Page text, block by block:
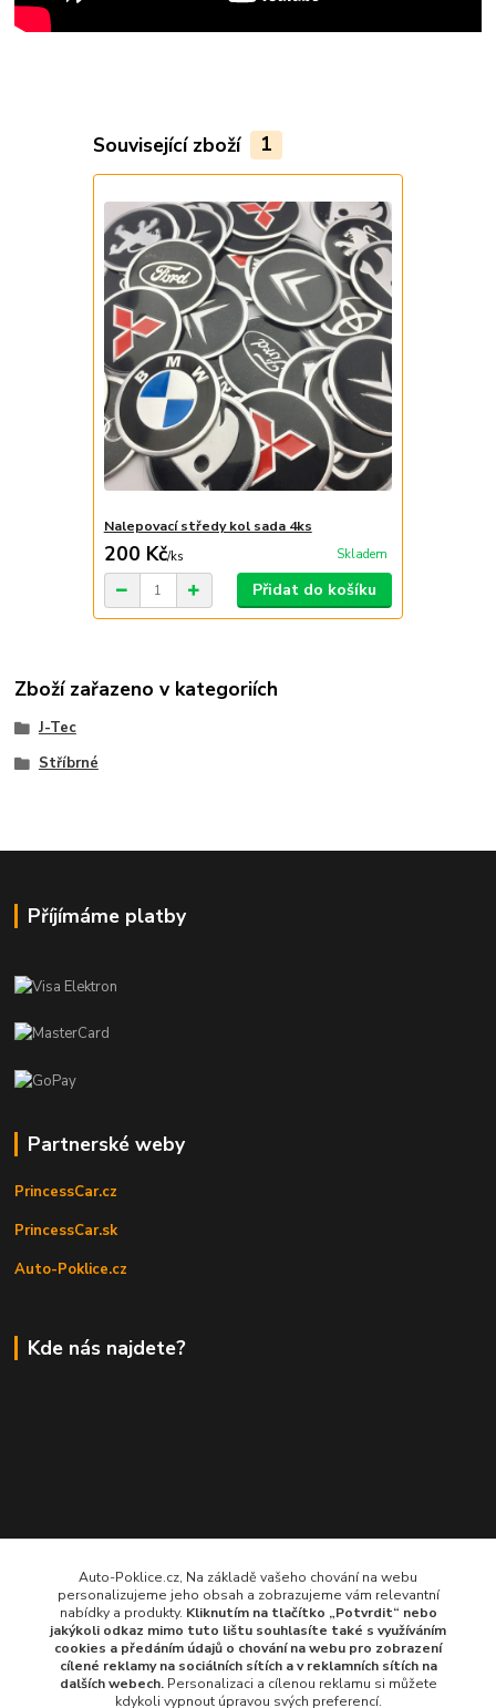
Související zboží 1
Nalepovací středy kol sada 4ks
200 Kč/ks Skladem
Přidat do košíku
Zboží zařazeno v kategoriích
J-Tec
Stříbrné
Příjímáme platby
Partnerské weby
PrincessCar.cz
PrincessCar.sk
Auto-Poklice.cz
Kde nás najdete?
Auto-Poklice.cz, Na základě vašeho chování na webu
personalizujeme jeho obsah a zobrazujeme vám relevantní
nabídky a produkty. Kliknutím na tlačítko „Potvrdit“ nebo
jakýkoli odkaz mimo tuto lištu souhlasíte také s využíváním
cookies a předáním údajů o chování na webu pro zobrazení
cílené reklamy na sociálních sítích a v reklamních sítíchna
dalších webech.Personalizaci a cílenou reklamu si můžete
kdykoli vypnout úpravou svých preferencí.